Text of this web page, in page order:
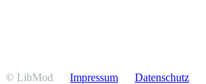
© LibMod Impressum Daten­schutz